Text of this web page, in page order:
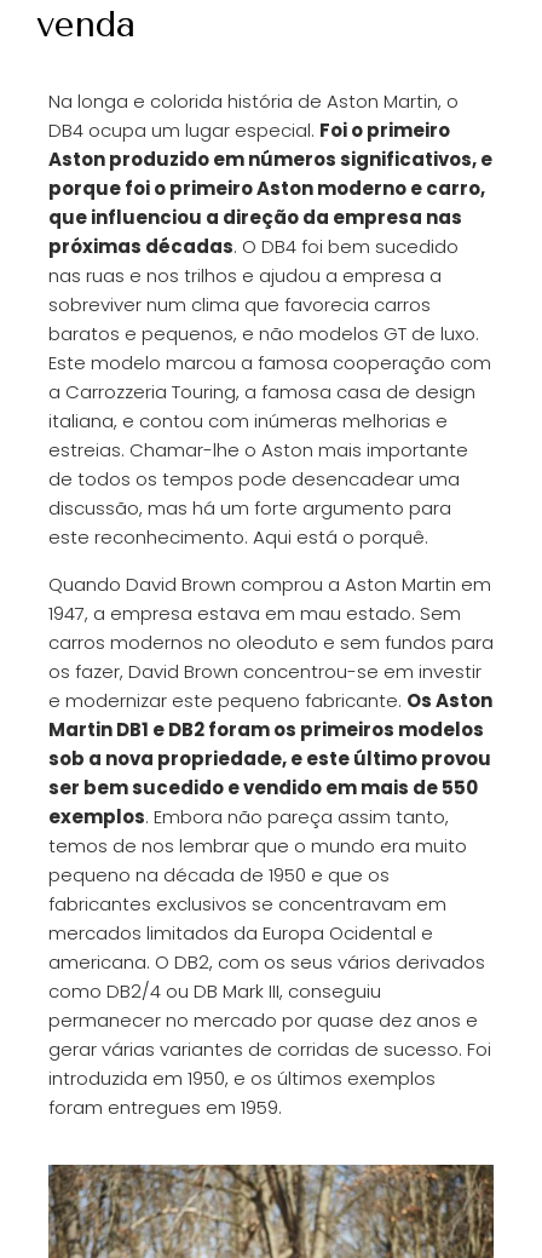
venda
Na longa e colorida história de Aston Martin, o
DB4 ocupa um lugar especial. Foi o primeiro
Aston produzido em números significativos, e
porque foi o primeiro Aston moderno e carro,
que influenciou a direção da empresa nas
próximas décadas. O DB4 foi bem sucedido
nas ruas e nos trilhos e ajudou a empresa a
sobreviver num clima que favorecia carros
baratos e pequenos, e não modelos GT de luxo.
Este modelo marcou a famosa cooperação com
a Carrozzeria Touring, a famosa casa de design
italiana, e contou com inúmeras melhorias e
estreias. Chamar-lhe o Aston mais importante
de todos os tempos pode desencadear uma
discussão, mas há um forte argumento para
este reconhecimento. Aqui está o porquê.
Quando David Brown comprou a Aston Martin em
1947, a empresa estava em mau estado. Sem
carros modernos no oleoduto e sem fundos para
os fazer, David Brown concentrou-se em investir
e modernizar este pequeno fabricante. Os Aston
Martin DB1 e DB2 foram os primeiros modelos
sob a nova propriedade, e este último provou
ser bem sucedido e vendido em mais de 550
exemplos. Embora não pareça assim tanto,
temos de nos lembrar que o mundo era muito
pequeno na década de 1950 e que os
fabricantes exclusivos se concentravam em
mercados limitados da Europa Ocidental e
americana. O DB2, com os seus vários derivados
como DB2/4 ou DB Mark III, conseguiu
permanecer no mercado por quase dez anos e
gerar várias variantes de corridas de sucesso. Foi
introduzida em 1950, e os últimos exemplos
foram entregues em 1959.